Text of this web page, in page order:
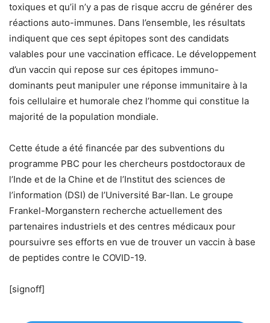
toxiques et qu’il n’y a pas de risque accru de générer des
réactions auto-immunes. Dans l’ensemble, les résultats
indiquent que ces sept épitopes sont des candidats
valables pour une vaccination efficace. Le développement
d’un vaccin qui repose sur ces épitopes immuno-
dominants peut manipuler une réponse immunitaire à la
fois cellulaire et humorale chez l’homme qui constitue la
majorité de la population mondiale.
Cette étude a été financée par des subventions du
programme PBC pour les chercheurs postdoctoraux de
l’Inde et de la Chine et de l’Institut des sciences de
l’information (DSI) de l’Université Bar-Ilan. Le groupe
Frankel-Morganstern recherche actuellement des
partenaires industriels et des centres médicaux pour
poursuivre ses efforts en vue de trouver un vaccin à base
de peptides contre le COVID-19.
[signoff]